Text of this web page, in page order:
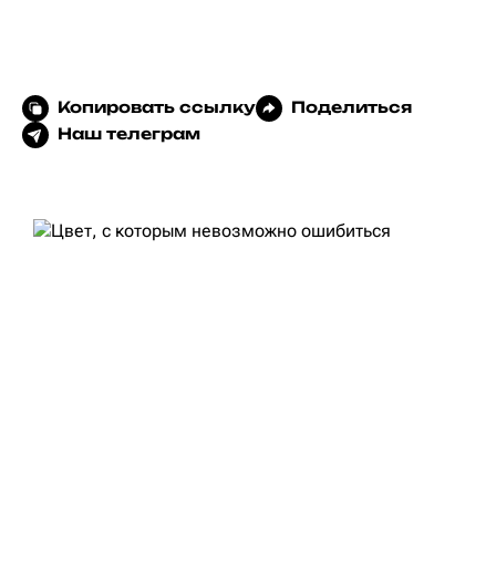
Копировать ссылку
Поделиться
Наш телеграм